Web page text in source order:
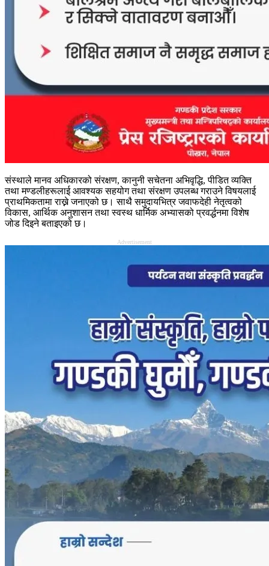
संस्थाले मानव अधिकारको संरक्षण, कानुनी सचेतना अभिवृद्धि, पीडित व्यक्ति
तथा मण्डलीहरूलाई आवश्यक सहयोग तथा संरक्षण उपलब्ध गराउने विषयलाई
प्राथमिकतामा राख्ने जनाएको छ। साथै समुदायभित्र जवाफदेही नेतृत्वको
विकास, आर्थिक अनुशासन तथा स्वस्थ धार्मिक अभ्यासको प्रवर्द्धनमा विशेष
जोड दिइने बताइएको छ।
Advertisement